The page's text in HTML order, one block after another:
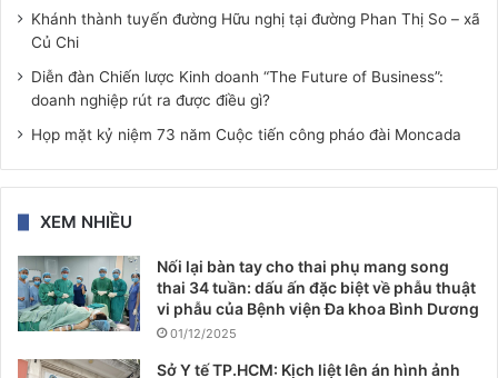
Khánh thành tuyến đường Hữu nghị tại đường Phan Thị So – xã
Củ Chi
Diễn đàn Chiến lược Kinh doanh “The Future of Business”:
doanh nghiệp rút ra được điều gì?
Họp mặt kỷ niệm 73 năm Cuộc tiến công pháo đài Moncada
XEM NHIỀU
Nối lại bàn tay cho thai phụ mang song
thai 34 tuần: dấu ấn đặc biệt về phẫu thuật
vi phẫu của Bệnh viện Đa khoa Bình Dương
01/12/2025
Sở Y tế TP.HCM: Kịch liệt lên án hình ảnh